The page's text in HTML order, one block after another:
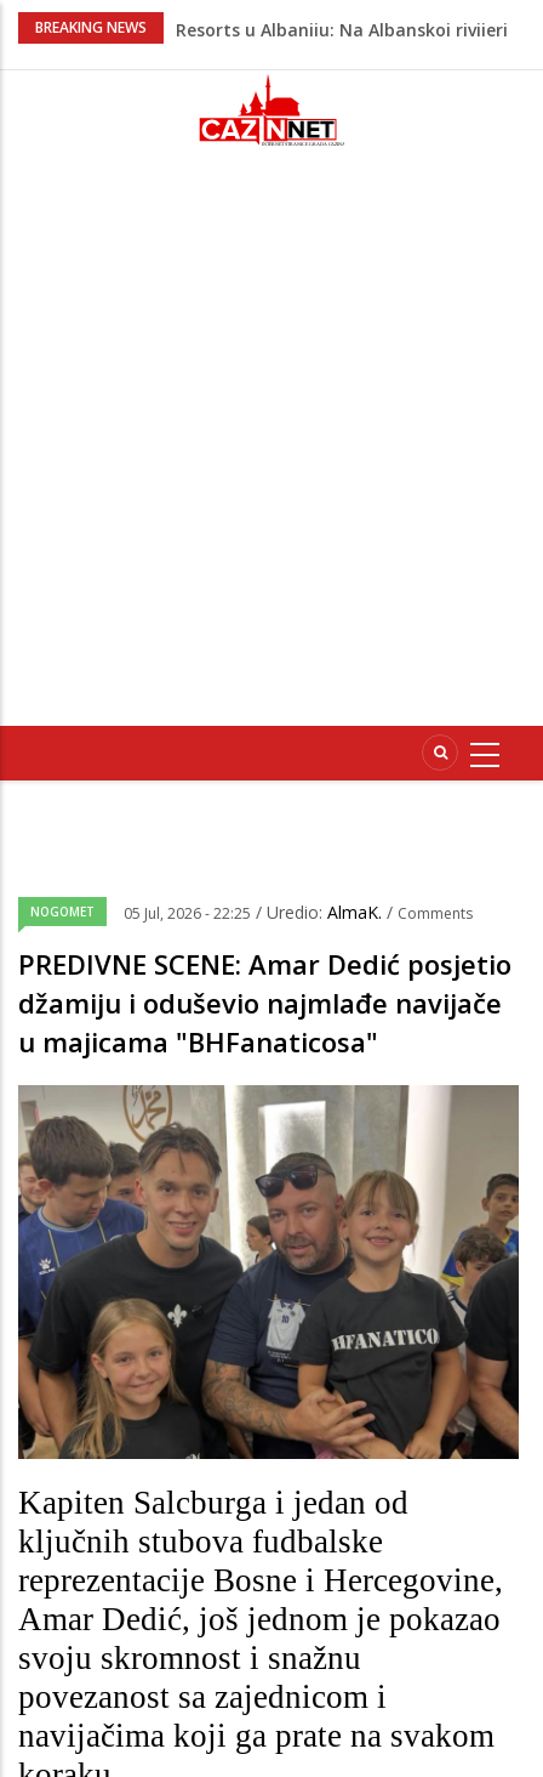
BREAKING NEWS
Viktor Orban snimljen u
Muzičari mu svirali na uho, on uživao u
Jutro donijelo velike gužve: Kolone na
NOGOMET 05 Jul, 2026 - 22:25 / Uredio: AlmaK. / Comments
PREDIVNE SCENE: Amar Dedić posjetio
džamiju i oduševio najmlađe navijače
u majicama "BHFanaticosa"
Kapiten Salcburga i jedan od
ključnih stubova fudbalske
reprezentacije Bosne i Hercegovine,
Amar Dedić, još jednom je pokazao
svoju skromnost i snažnu
povezanost sa zajednicom i
navijačima koji ga prate na svakom